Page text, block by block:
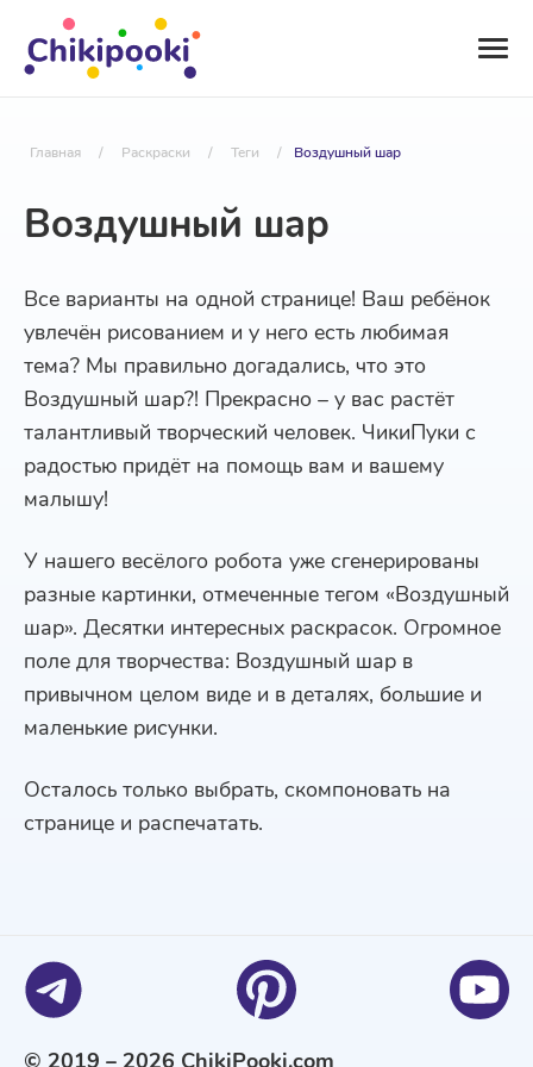
Главная / Раскраски / Теги / Воздушный шар
Воздушный шар
Все варианты на одной странице! Ваш ребёнок
увлечён рисованием и у него есть любимая
тема? Мы правильно догадались, что это
Воздушный шар?! Прекрасно – у вас растёт
талантливый творческий человек. ЧикиПуки с
радостью придёт на помощь вам и вашему
малышу!
У нашего весёлого робота уже сгенерированы
разные картинки, отмеченные тегом «Воздушный
шар». Десятки интересных раскрасок. Огромное
поле для творчества: Воздушный шар в
привычном целом виде и в деталях, большие и
маленькие рисунки.
Осталось только выбрать, скомпоновать на
странице и распечатать.
© 2019 – 2026 ChikiPooki.com